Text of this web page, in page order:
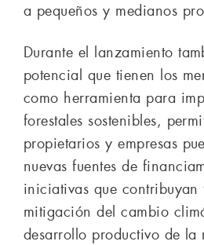
a pequeños y medianos
Durante el lanzamiento
potencial que tienen los
como herramienta para
forestales sostenibles,
propietarios y empresas
nuevas fuentes de
iniciativas que contribuyan
mitigación del cambio
desarrollo productivo de la